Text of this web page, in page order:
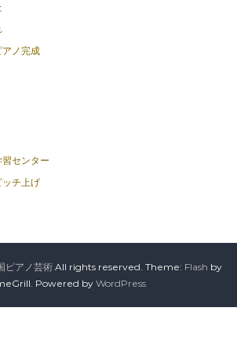
アノ完成
センター
ッチ上げ
ピアノ芸術 All rights reserved. Theme: Flash by
Powered by WordPress